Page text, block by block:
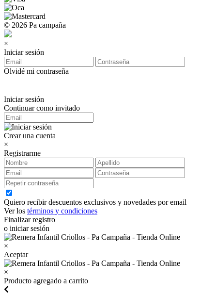
© 2026 Pa campaña
×
Iniciar sesión
Olvidé mi contraseña
Iniciar sesión
Continuar como invitado
Crear una cuenta
×
Registrarme
Quiero recibir descuentos exclusivos y novedades por email
Ver los términos y condiciones
Finalizar registro
o iniciar sesión
×
Aceptar
×
Producto agregado a carrito